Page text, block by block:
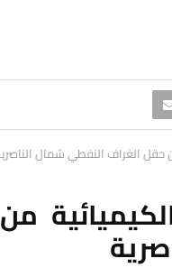
حقل الغراف النفطي شمال